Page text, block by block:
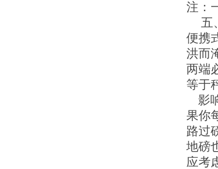
注：
五
便携
洪而
两端
等于
影
果你
路过
地磅
应考